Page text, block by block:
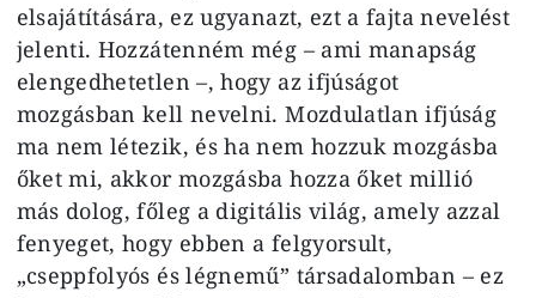
elsajátítására, ez ugyanazt, ezt a fajta nevelést
jelenti. Hozzátenném még – ami manapság
elengedhetetlen –, hogy az ifjúságot
mozgásban kell nevelni. Mozdulatlan ifjúság
ma nem létezik, és ha nem hozzuk mozgásba
őket mi, akkor mozgásba hozza őket millió
más dolog, főleg a digitális világ, amely azzal
fenyeget, hogy ebben a felgyorsult,
„cseppfolyós és légnemű” társadalomban – ez